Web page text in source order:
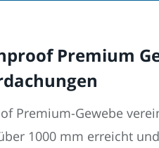
Premium
Premium-Gewebe
1000 mm erreicht